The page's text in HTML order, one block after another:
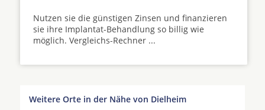
Nutzen sie die günstigen Zinsen und finanzieren
sie ihre Implantat-Behandlung so billig wie
möglich. Vergleichs-Rechner ...
Weitere Orte in der Nähe von Dielheim